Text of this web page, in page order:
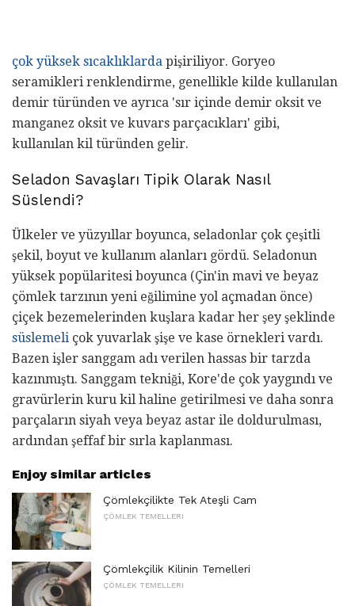
çok yüksek sıcaklıklarda pişiriliyor. Goryeo
seramikleri renklendirme, genellikle kilde kullanılan
demir türünden ve ayrıca 'sır içinde demir oksit ve
manganez oksit ve kuvars parçacıkları' gibi,
kullanılan kil türünden gelir.
Seladon Savaşları Tipik Olarak Nasıl
Süslendi?
Ülkeler ve yüzyıllar boyunca, seladonlar çok çeşitli
şekil, boyut ve kullanım alanları gördü. Seladonun
yüksek popülaritesi boyunca (Çin'in mavi ve beyaz
çömlek tarzının yeni eğilimine yol açmadan önce)
çiçek bezemelerinden kuşlara kadar her şey şeklinde
süslemeli çok yuvarlak şişe ve kase örnekleri vardı.
Bazen işler sanggam adı verilen hassas bir tarzda
kazınmıştı. Sanggam tekniği, Kore'de çok yaygındı ve
gravürlerin kuru kil haline getirilmesi ve daha sonra
parçaların siyah veya beyaz astar ile doldurulması,
ardından şeffaf bir sırla kaplanması.
Enjoy similar articles
Çömlekçilikte Tek Ateşli Cam
ÇÖMLEK TEMELLERI
Çömlekçilik Kilinin Temelleri
ÇÖMLEK TEMELLERI